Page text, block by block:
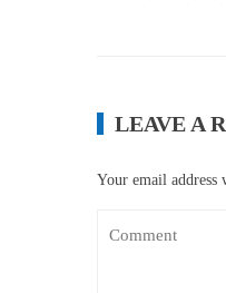
LEAVE A
Your email address